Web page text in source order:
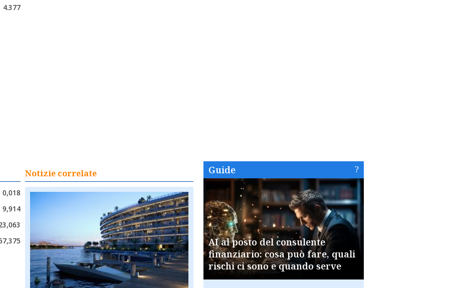
4.377
0,018
9,914
Notizie correlate Guide
AI al posto del consulente
finanziario: cosa può fare, quali
rischi ci sono e quando serve